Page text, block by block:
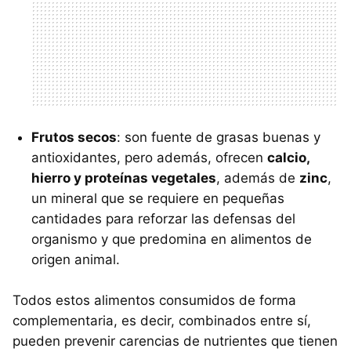
Frutos secos: son fuente de grasas buenas y
antioxidantes, pero además, ofrecen calcio,
hierro y proteínas vegetales, además de zinc,
un mineral que se requiere en pequeñas
cantidades para reforzar las defensas del
organismo y que predomina en alimentos de
origen animal.
Todos estos alimentos consumidos de forma
complementaria, es decir, combinados entre sí,
pueden prevenir carencias de nutrientes que tienen